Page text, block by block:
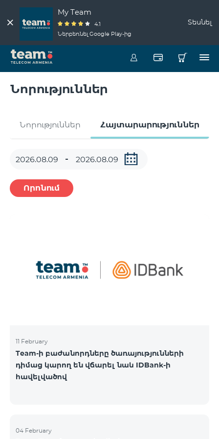
My Team
4.1
Ներբեռնել Google Play-ից
Տեսնել
Նորություններ
Նորություններ Հայտարարություններ
Որոնում
11 February
Team-ի բաժանորդները ծառայությունների
դիմաց կարող են վճարել նաև IDBank-ի
հավելվածով
04 February